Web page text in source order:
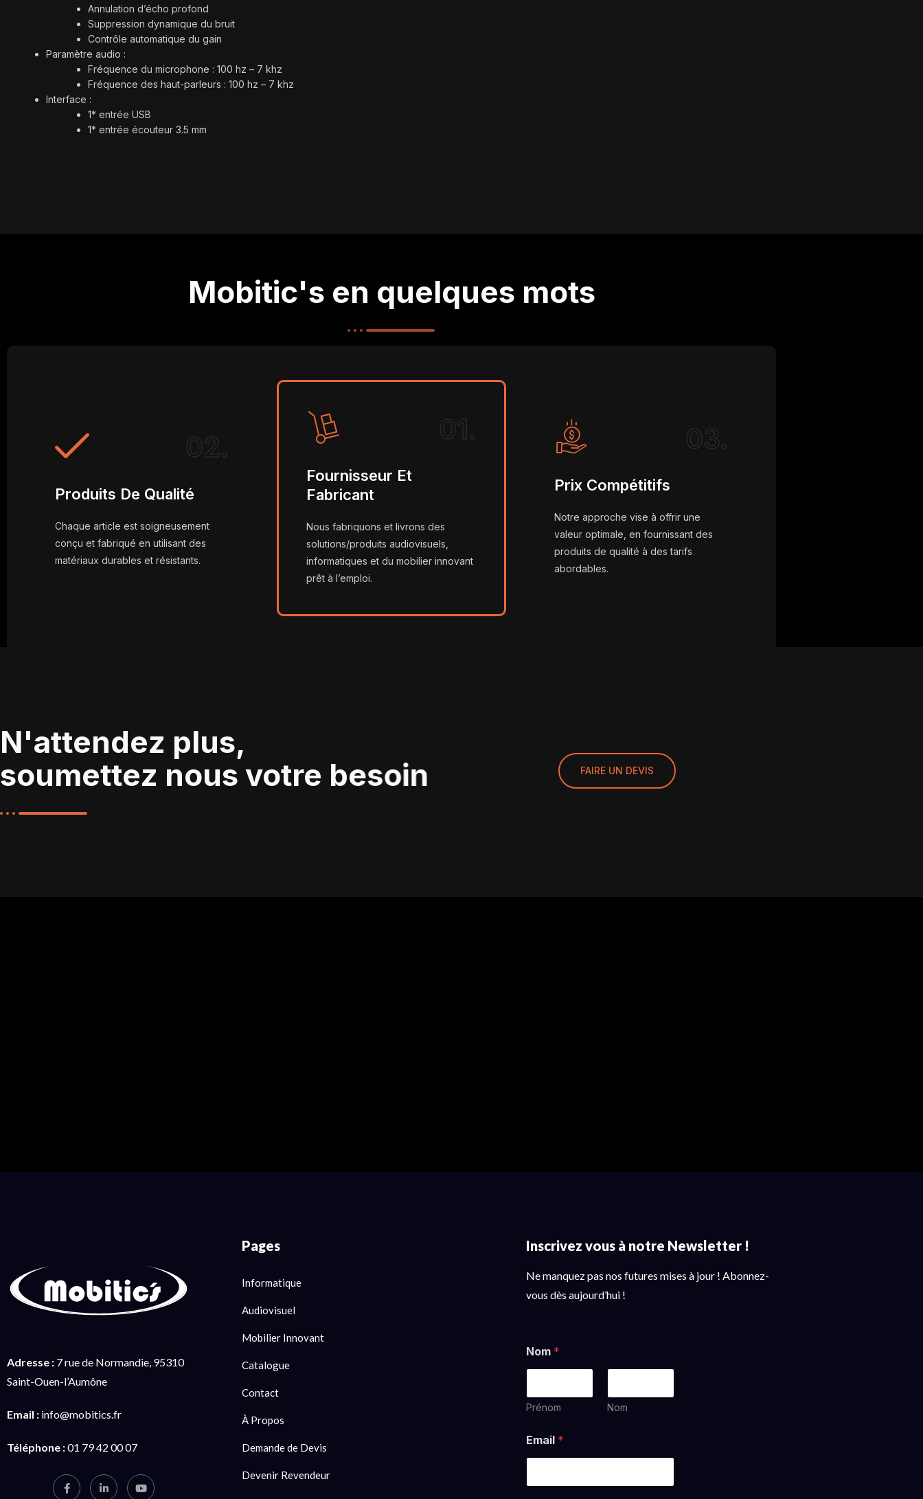
Annulation d’écho profond
Suppression dynamique du bruit
Contrôle automatique du gain
Paramètre audio :
Fréquence du microphone : 100 hz – 7 khz
Fréquence des haut-parleurs : 100 hz – 7 khz
Interface :
1* entrée USB
1* entrée écouteur 3.5 mm
Mobitic's en quelques mots
02.
Produits De Qualité
Chaque article est soigneusement
conçu et fabriqué en utilisant des
matériaux durables et résistants.
01.
Fournisseur Et
Fabricant
Nous fabriquons et livrons des
solutions/produits audiovisuels,
informatiques et du mobilier innovant
prêt à l’emploi.
03.
Prix Compétitifs
Notre approche vise à offrir une
valeur optimale, en fournissant des
produits de qualité à des tarifs
abordables.
N'attendez plus,
soumettez nous votre besoin
FAIRE UN DEVIS
Adresse : 7 rue de Normandie, 95310
Saint-Ouen-l’Aumône
Email : info@mobitics.fr
Téléphone :01 79 42 00 07
Pages
Informatique
Audiovisuel
Mobilier Innovant
Catalogue
Contact
À Propos
Demande de Devis
Devenir Revendeur
Inscrivez vous à notre Newsletter !
Ne manquez pas nos futures mises à jour ! Abonnez-
vous dès aujourd’hui !
Nom *
Prénom Nom
Email *